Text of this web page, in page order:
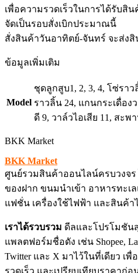
เพื่อความรวดเร็วในการได้รับสิน
จัดเป็นรอบสั่งเบิกประมาณนี้
สั่งสินค้าวันอาทิตย์-จันทร์ จะส่งสิ
ข้อมูลเพิ่มเติม
Model
ชุดลูกสูบ1, 2, 3, 4, โซ่ราว
ราวลิ้น 24, แกนกระเดื่อง
ดี 9, วาล์วไอเสีย 11, สะพ
BKK Market
BKK Market
ศูนย์รวมสินค้าออนไลน์ครบวงจร
ของฝาก ขนมนำเข้า อาหารทะเ
แฟชั่น เครื่องใช้ไฟฟ้า และสินค้
เราได้รวบรวม ดีลและโปรโมชัน
แพลตฟอร์มชื่อดัง เช่น Shopee,
Twitter และ X มาไว้ในที่เดียว เ
รวดเร็ว และเปรียบเทียบราคาก่อ